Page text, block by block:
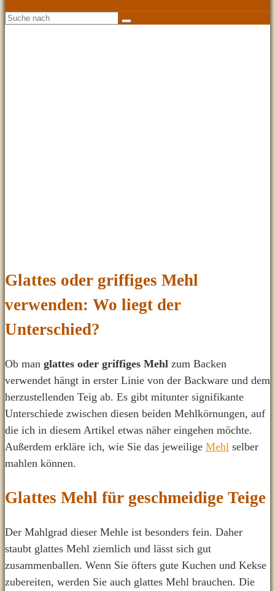
Glattes oder griffiges Mehl
verwenden: Wo liegt der
Unterschied?
Ob man glattes oder griffiges Mehl zum Backen
verwendet hängt in erster Linie von der Backware und dem
herzustellenden Teig ab. Es gibt mitunter signifikante
Unterschiede zwischen diesen beiden Mehlkörnungen, auf
die ich in diesem Artikel etwas näher eingehen möchte.
Außerdem erkläre ich, wie Sie das jeweilige Mehl selber
mahlen können.
Glattes Mehl für geschmeidige Teige
Der Mahlgrad dieser Mehle ist besonders fein. Daher
staubt glattes Mehl ziemlich und lässt sich gut
zusammenballen. Wenn Sie öfters gute Kuchen und Kekse
zubereiten, werden Sie auch glattes Mehl brauchen. Die